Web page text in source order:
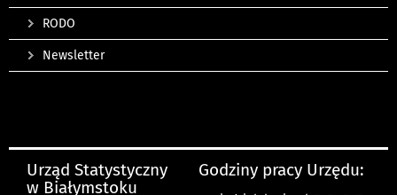
RODO
Newsletter
Urząd Statystyczny
w Białymstoku
Godziny pracy Urzędu: